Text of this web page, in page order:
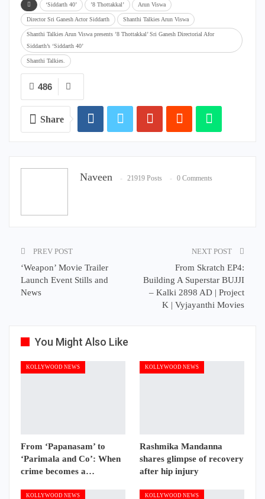
‘Siddarth 40’ ’8 Thottakkal’ Arun Viswa
Director Sri Ganesh Actor Siddarth Shanthi Talkies Arun Viswa
Shanthi Talkies Arun Viswa presents ’8 Thottakkal’ Sri Ganesh Directorial Afor
Siddarth’s ‘Siddarth 40’
Shanthi Talkies.
486
Share
Naveen 21919 Posts 0 Comments
PREV POST
‘Weapon’ Movie Trailer
Launch Event Stills and
News
NEXT POST
From Skratch EP4:
Building A Superstar BUJJI
– Kalki 2898 AD | Project
K | Vyjayanthi Movies
You Might Also Like
KOLLYWOOD NEWS
From ‘Papanasam’ to
‘Parimala and Co’: When
crime becomes a…
KOLLYWOOD NEWS
Rashmika Mandanna
shares glimpse of recovery
after hip injury
KOLLYWOOD NEWS KOLLYWOOD NEWS